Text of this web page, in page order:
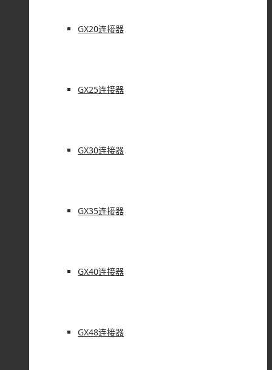
GX20连接器
GX25连接器
GX30连接器
GX35连接器
GX40连接器
GX48连接器